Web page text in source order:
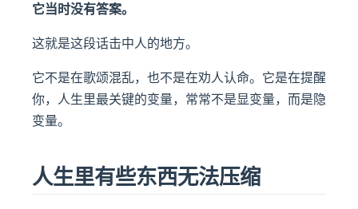
它当时没有答案。
这就是这段话击中人的地方。
它不是在歌颂混乱，也不是在劝人认命。它是在提醒
你，人生里最关键的变量，常常不是显变量，而是隐
变量。
人生里有些东西无法压缩